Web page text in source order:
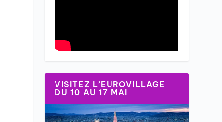
VISITEZ L’EUROVILLAGE
DU 10 AU 17 MAI